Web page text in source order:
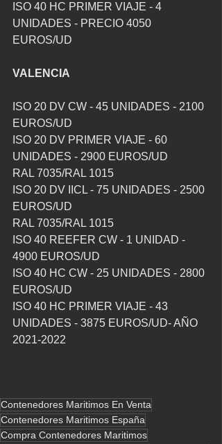
ISO 40 HC PRIMER VIAJE - 4
UNIDADES - PRECIO 4050
EUROS/UD
VALENCIA
ISO 20 DV CW - 45 UNIDADES - 2100
EUROS/UD
ISO 20 DV PRIMER VIAJE - 60
UNIDADES - 2900 EUROS/UD
RAL 7035/RAL 1015
ISO 20 DV IICL - 75 UNIDADES - 2500
EUROS/UD
RAL 7035/RAL 1015
ISO 40 REEFER CW - 1 UNIDAD -
4900 EUROS/UD
ISO 40 HC CW - 25 UNIDADES - 2800
EUROS/UD
ISO 40 HC PRIMER VIAJE - 43
UNIDADES - 3875 EUROS/UD- AÑO
2021-2022
Contenedores Maritimos En Venta
Contenedores Maritimos España
Compra Contenedores Maritimos